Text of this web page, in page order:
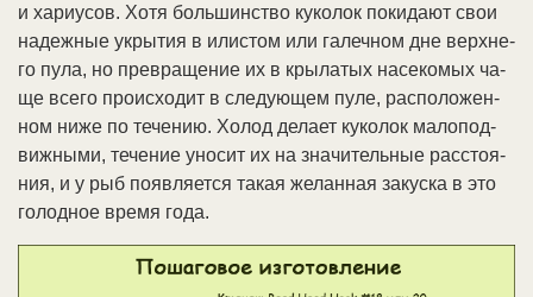
и ха­риу­сов. Хо­тя боль­шин­ст­во ку­ко­лок по­ки­да­ют свои
на­деж­ные ук­ры­тия в или­стом или га­леч­ном дне верх­не­
го пу­ла, но пре­вра­ще­ние их в кры­ла­тых на­се­ко­мых ча­
ще все­го про­ис­хо­дит в сле­дую­щем пу­ле, рас­по­ло­жен­
ном ни­же по те­че­нию. Хо­лод де­ла­ет ку­ко­лок ма­ло­под­
виж­ны­ми, те­че­ние уно­сит их на зна­чи­тель­ные рас­стоя­
ния, и у рыб по­яв­ля­ет­ся та­кая же­лан­ная за­кус­ка в это
го­лод­ное вре­мя го­да.